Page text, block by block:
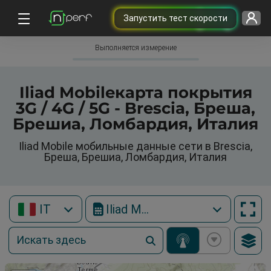
Запустить тест скорости
Выполняется измерение
Iliad Mobileкарта покрытия
3G / 4G / 5G - Brescia, Бреша,
Брешиа, Ломбардия, Италия
Iliad Mobile мобильные данные сети в Brescia,
Бреша, Брешиа, Ломбардия, Италия
IT Iliad Mobile